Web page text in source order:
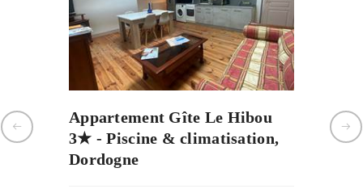
Appartement Gîte Le Hibou
3★ - Piscine & climatisation,
Dordogne
3★ -